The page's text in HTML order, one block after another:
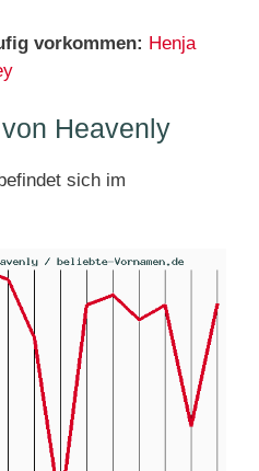
vorkommen: Henja
Heavenly
sich im